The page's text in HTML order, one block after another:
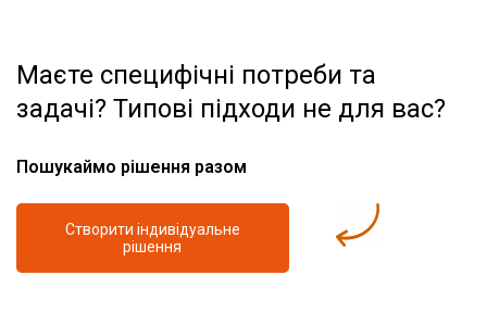
Маєте специфічні потреби та
задачі? Типові підходи не для вас?
Пошукаймо рішення разом
Створити індивідуальне
рішення